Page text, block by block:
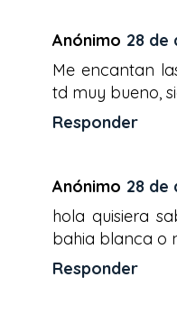
Anónimo 28 de
Me encantan
td muy bueno,
Responder
Anónimo 28 de
hola quisiera
bahia blanca o
Responder